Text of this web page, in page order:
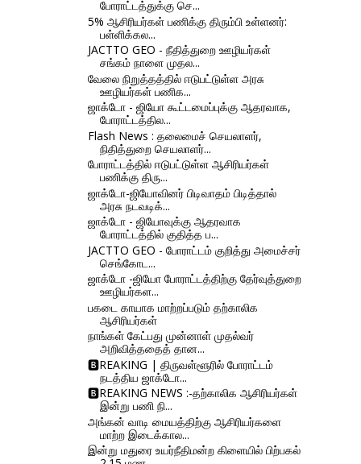
போராட்டத்துக்கு செ...
5% ஆசிரியர்கள் பணிக்கு திரும்பி உள்ளனர்:
பள்ளிக்கல...
JACTTO GEO - நீதித்துறை ஊழியர்கள்
சங்கம் நாளை முதல...
வேலை நிறுத்தத்தில் ஈடுபட்டுள்ள அரசு
ஊழியர்கள் பணிக...
ஜாக்டோ - ஜியோ கூட்டமைப்புக்கு ஆதரவாக,
போராட்டத்தில...
Flash News : தலைமைச் செயலாளர்,
நிதித்துறை செயலாளர்...
போராட்டத்தில் ஈடுபட்டுள்ள ஆசிரியர்கள்
பணிக்கு திரு...
ஜாக்டோ-ஜியோவினர் பிடிவாதம் பிடித்தால்
அரசு நடவடிக்...
ஜாக்டோ - ஜியோவுக்கு ஆதரவாக
போராட்டத்தில் குதித்த ப...
JACTTO GEO - போராட்டம் குறித்து அமைச்சர்
செங்கோட...
ஜாக்டோ -ஜியோ போராட்டத்திற்கு தேர்வுத்துறை
ஊழியர்கள...
பகடை காயாக மாற்றப்படும் தற்காலிக
ஆசிரியர்கள்
நாங்கள் கேட்பது முன்னாள் முதல்வர்
அறிவித்ததைத் தான...
🅱REAKING | திருவள்ளூரில் போராட்டம்
நடத்திய ஜாக்டோ...
🅱REAKING NEWS :-தற்காலிக ஆசிரியர்கள்
இன்று பணி நி...
அங்கன் வாடி மையத்திற்கு ஆசிரியர்களை
மாற்ற இடைக்கால...
இன்று மதுரை உயர்நீதிமன்ற கிளையில் பிற்பகல்